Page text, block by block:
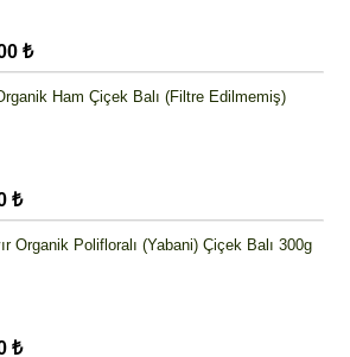
₺
Ham Çiçek Balı (Filtre Edilmemiş)
₺
Organik Polifloralı (Yabani) Çiçek Balı 300g
₺